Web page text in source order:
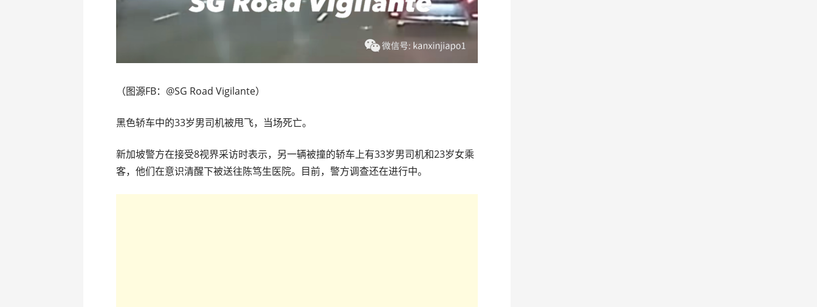
（图源FB：@SG Road Vigilante）
黑色轿车中的33岁男司机被甩飞，当场死亡。
新加坡警方在接受8视界采访时表示，另一辆被撞的轿车上有33岁男司机和23岁女乘
客，他们在意识清醒下被送往陈笃生医院。目前，警方调查还在进行中。